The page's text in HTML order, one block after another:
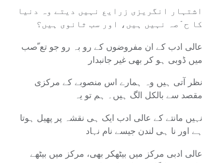
اشتہار انگریزی زرایع نہیں دیتے وہ دنیا
کا ح ّصہ نہیں ہیں، اور سب ثانوی ہیں؟
عالی ادب کے ان مفروضوں کے رو بہ رو جو تع ّصب
میں ڈوبی ہو کر بھی غیر جانبدار
نظر آتی ہیں وہ ہمارے اس منصوبے کے مرکزی
مقصد سے بالکل الگ ہیں۔ ہم تو یہ
نہیں مانتے کے عالی ادب ایک ہی نقشہ پر پھیل ہوتا
ہے اور نا ہی لندن جیسے نام نہاد
عالی ادبی مرکز میں بیٹھکر بھی، مرکز میں بیٹھے